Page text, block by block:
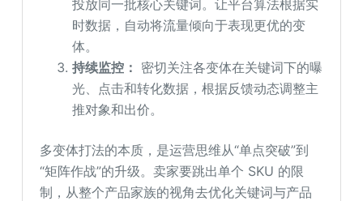
投放同一批核心关键词。让平台算法根据实
时数据，自动将流量倾向于表现更优的变
体。
持续监控： 密切关注各变体在关键词下的曝
光、点击和转化数据，根据反馈动态调整主
推对象和出价。
多变体打法的本质，是运营思维从“单点突破”到
“矩阵作战”的升级。卖家要跳出单个 SKU 的限
制，从整个产品家族的视角去优化关键词与产品